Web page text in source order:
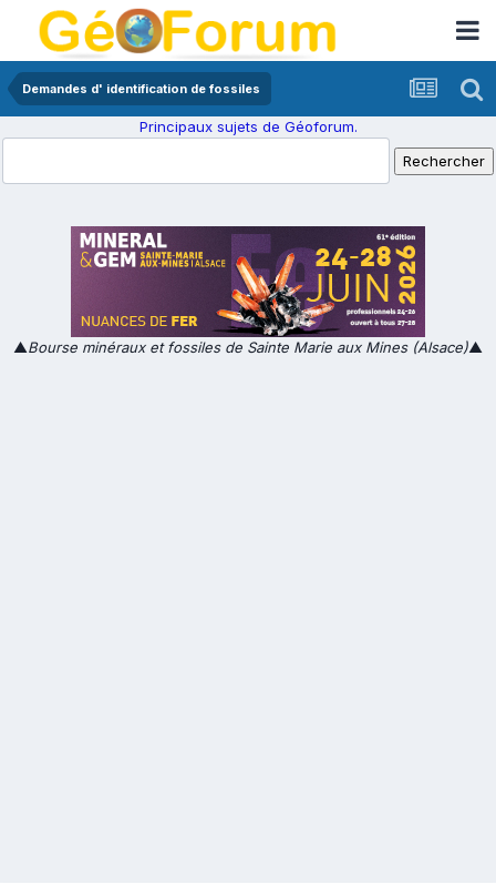
Demandes d' identification de fossiles
Principaux sujets de Géoforum.
▲Bourse minéraux et fossiles de Sainte Marie aux Mines (Alsace)▲